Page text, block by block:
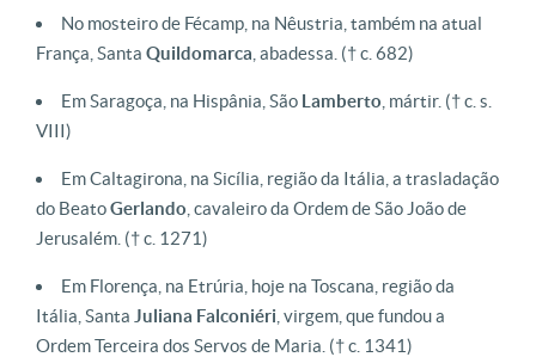
No mosteiro de Fécamp, na Nêustria, também na atual
França, Santa Quildomarca , abadessa. († c. 682)
Em Saragoça, na Hispânia, São Lamberto , mártir. († c. s.
VIII)
Em Caltagirona, na Sicília, região da Itália, a trasladação
do BeatoGerlando , cavaleiro da Ordem de São João de
Jerusalém. († c. 1271)
Em Florença, na Etrúria, hoje na Toscana, região da
Itália, Santa Juliana Falconiéri , virgem, que fundou a
Ordem Terceira dos Servos de Maria. († c. 1341)